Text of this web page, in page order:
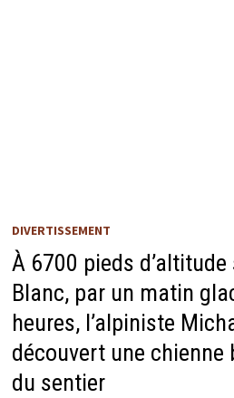
DIVERTISSEMENT
À 6700 pieds
Blanc, par un matin
heures, l’alpiniste
découvert une chienne
du sentier